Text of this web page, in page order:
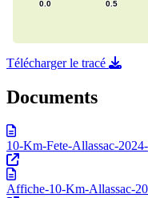
Télécharger le tracé
Documents
10-Km-Fete-Allassac-
Affiche-10-Km-Allassac-